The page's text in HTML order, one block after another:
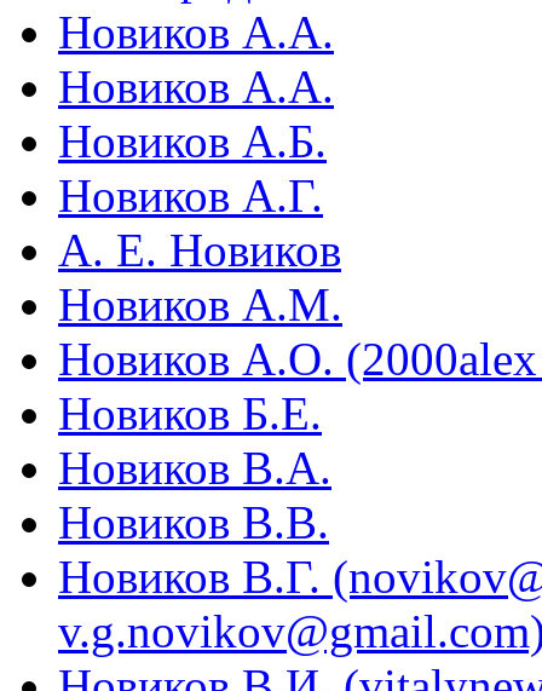
Новиков А.А.
Новиков А.А.
Новиков А.Б.
Новиков А.Г.
А. Е. Новиков
Новиков А.М.
Новиков А.О.
Новиков Б.Е.
Новиков В.А.
Новиков В.В.
Новиков В.Г.